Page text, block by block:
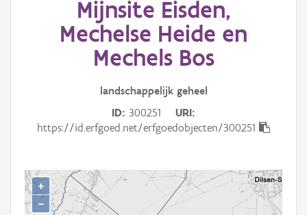
Aanduidingsobject
Gebeurtenis
Downloads
Mijnsite Eisden,
Mechelse Heide en
Mechels Bos
landschappelijk geheel
ID 300251
URI
https://id.erfgoed.net/erfgoedobjecten/300251
+
−